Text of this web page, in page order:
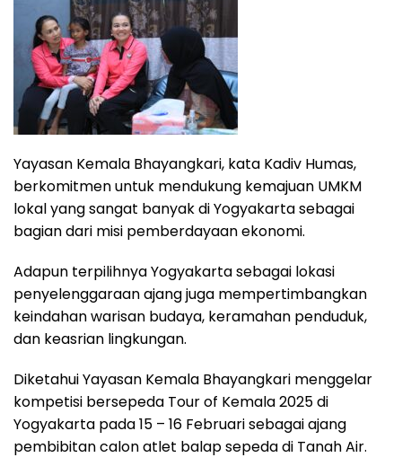
Yayasan Kemala Bhayangkari, kata Kadiv Humas,
berkomitmen untuk mendukung kemajuan UMKM
lokal yang sangat banyak di Yogyakarta sebagai
bagian dari misi pemberdayaan ekonomi.
Adapun terpilihnya Yogyakarta sebagai lokasi
penyelenggaraan ajang juga mempertimbangkan
keindahan warisan budaya, keramahan penduduk,
dan keasrian lingkungan.
Diketahui Yayasan Kemala Bhayangkari menggelar
kompetisi bersepeda Tour of Kemala 2025 di
Yogyakarta pada 15 – 16 Februari sebagai ajang
pembibitan calon atlet balap sepeda di Tanah Air.